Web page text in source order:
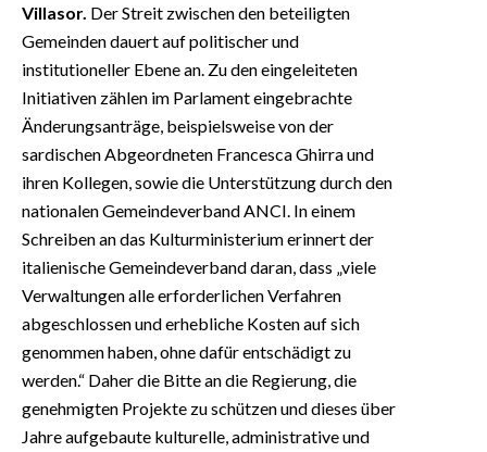
Villasor. Der Streit zwischen den beteiligten
Gemeinden dauert auf politischer und
institutioneller Ebene an. Zu den eingeleiteten
Initiativen zählen im Parlament eingebrachte
Änderungsanträge, beispielsweise von der
sardischen Abgeordneten Francesca Ghirra und
ihren Kollegen, sowie die Unterstützung durch den
nationalen Gemeindeverband ANCI. In einem
Schreiben an das Kulturministerium erinnert der
italienische Gemeindeverband daran, dass „viele
Verwaltungen alle erforderlichen Verfahren
abgeschlossen und erhebliche Kosten auf sich
genommen haben, ohne dafür entschädigt zu
werden.“ Daher die Bitte an die Regierung, die
genehmigten Projekte zu schützen und dieses über
Jahre aufgebaute kulturelle, administrative und